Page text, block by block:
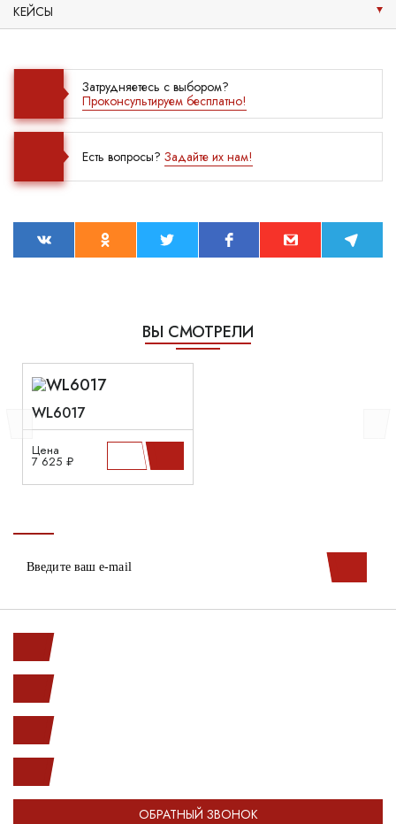
КЕЙСЫ
Затрудняетесь с выбором?
Проконсультируем бесплатно!
Есть вопросы? Задайте их нам!
ВЫ СМОТРЕЛИ
WL6017
Цена
7 625 ₽
ОБРАТНЫЙ ЗВОНОК